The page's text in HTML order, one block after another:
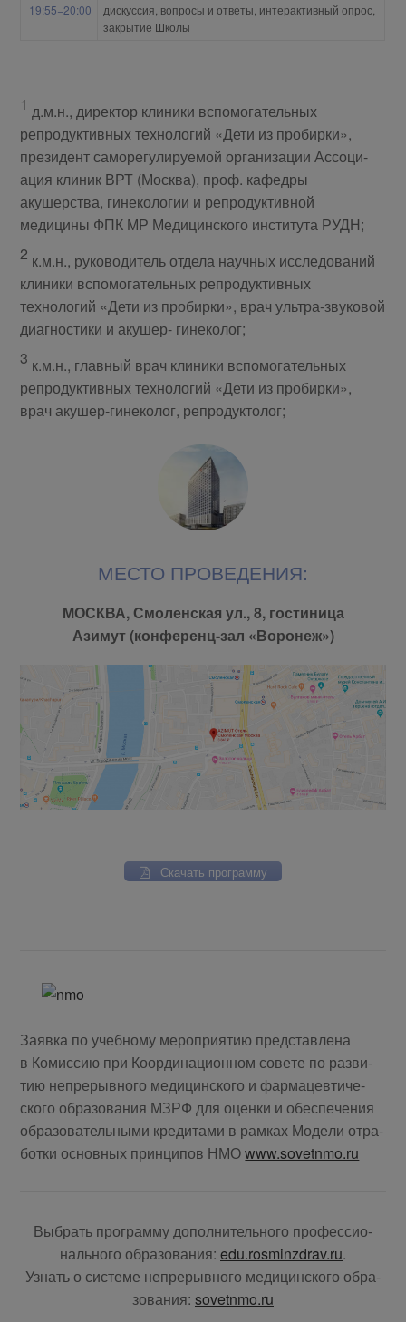
19:55−20:00
дискуссия, вопросы и ответы, интерактивный опрос,
закрытие Школы
1 д.м.н., директор клиники вспомогательных
репродуктивных технологий «Дети из пробирки»,
президент саморегулируемой организации Ассоци-
ация клиник ВРТ (Москва), проф. кафедры
акушерства, гинекологии и репродуктивной
медицины ФПК МР Медицинского института РУДН;
2 к.м.н., руководитель отдела научных исследований
клиники вспомогательных репродуктивных
технологий «Дети из пробирки», врач ультра-звуковой
диагностики и акушер- гинеколог;
3 к.м.н., главный врач клиники вспомогательных
репродуктивных технологий «Дети из пробирки»,
врач акушер-гинеколог, репродуктолог;
МЕСТО ПРОВЕДЕНИЯ:
МОСКВА, Смоленская ул., 8, гостиница
Азимут (конференц-зал «Воронеж»)
Скачать программу
За­яв­ка по учеб­но­му ме­ро­при­я­тию пред­став­ле­на
в Ко­мис­сию при Ко­ор­ди­на­ци­он­ном со­ве­те по раз­ви­
тию не­пре­рыв­но­го ме­ди­цин­ско­го и фар­ма­цев­ти­че­
ско­го об­ра­зо­ва­ния МЗРФ для оцен­ки и обес­пе­че­ния
об­ра­зо­ва­тель­ны­ми кре­ди­та­ми в рам­ках Мо­де­ли от­ра­
бот­ки ос­нов­ных прин­ци­пов НМОwww.sovetnmo.ru
Вы­брать про­грам­му до­пол­ни­тель­но­го про­фес­си­о­
наль­но­го об­ра­зо­ва­ния: edu.rosminzdrav.ru.
Узнать о си­сте­ме не­пре­рыв­но­го ме­ди­цин­ско­го об­ра­
зо­ва­ния: sovetnmo.ru